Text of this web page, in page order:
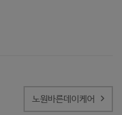
노원바른데이케어